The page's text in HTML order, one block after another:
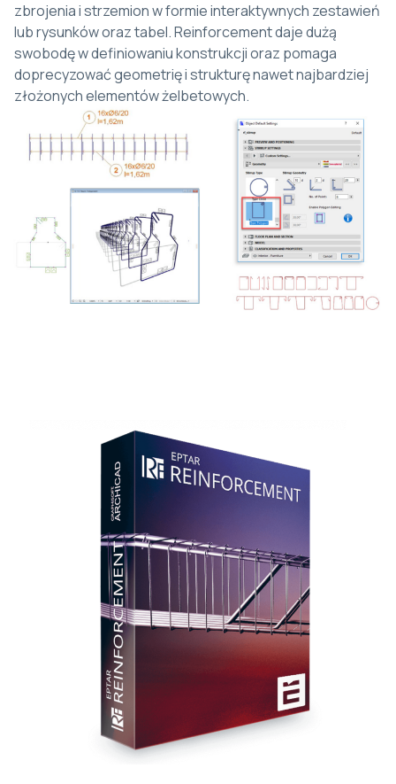
zbrojenia i strzemion w formie interaktywnych zestawień
lub rysunków oraz tabel. Reinforcement daje dużą
swobodę w definiowaniu konstrukcji oraz pomaga
doprecyzować geometrię i strukturę nawet najbardziej
złożonych elementów żelbetowych.